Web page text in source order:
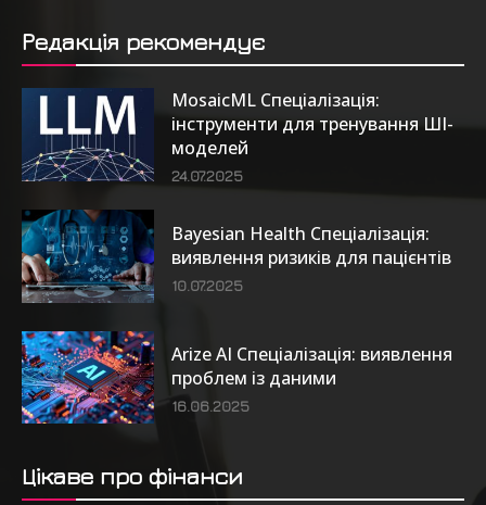
Редакція рекомендує
MosaicML Спеціалізація:
інструменти для тренування ШІ-
моделей
24.07.2025
Bayesian Health Спеціалізація:
виявлення ризиків для пацієнтів
10.07.2025
Arize AI Спеціалізація: виявлення
проблем із даними
16.06.2025
Цікаве про фінанси